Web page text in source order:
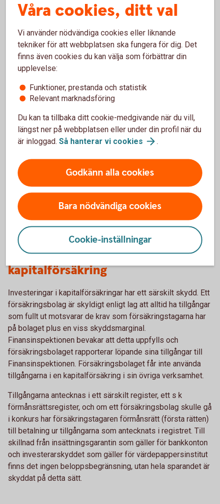
Mer information
Bryttider för fonder i försäkringar
Handel med fonder sker alltid till okänd kurs (okänt pris).
bryttiden.
Bryttider
Avkastningsskatt
I en kapitalförsäkring betalar man en årlig avkastningsskatt,
vilket gör att pengarna är skattade och klara vid uttag.
Avkastningsskatt
Skydd för investeringar i en
kapitalförsäkring
Investeringar i kapitalförsäkringar har ett särskilt skydd. Ett
försäkringsbolag är skyldigt enligt lag att alltid ha tillgångar
som fullt ut motsvarar de krav som försäkringstagarna har
på bolaget plus en viss skyddsmarginal.
Finansinspektionen bevakar att detta uppfylls och
försäkringsbolaget rapporterar löpande sina tillgångar till
Finansinspektionen. Försäkringsbolaget får inte använda
tillgångarna i en kapitalförsäkring i sin övriga verksamhet.
Tillgångarna antecknas i ett särskilt register, ett s k
förmånsrättsregister, och om ett försäkringsbolag skulle gå
i konkurs har försäkringstagaren förmånsrätt (första rätten)
till betalning ur tillgångarna som antecknats i registret. Till
skillnad från insättningsgarantin som gäller för bankkonton
och investerarskyddet som gäller för värdepappersinstitut
finns det ingen beloppsbegränsning, utan hela sparandet är
skyddat på detta sätt.
Våra cookies, ditt val
Vi använder nödvändiga cookies eller liknande
tekniker för att webbplatsen ska fungera för dig. Det
finns även cookies du kan välja som förbättrar din
upplevelse:
Funktioner, prestanda och statistik
Relevant marknadsföring
Du kan ta tillbaka ditt cookie-medgivande när du vill,
längst ner på webbplatsen eller under din profil när du
är inloggad. Så hanterar vi cookies .
Godkänn alla cookies
Bara nödvändiga cookies
Cookie-inställningar